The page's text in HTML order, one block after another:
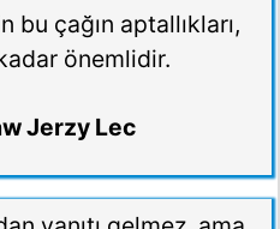
bu çağın aptallıkları,
önemlidir.
Jerzy Lec